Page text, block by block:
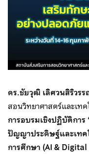
ดร.ชัยวุฒิ เลิศวนสิริวร
สอนวิทยาศาสตร์และเท
การอบรมเชิงปฏิบัติกา
ปัญญาประดิษฐ์และเทค
การศึกษา (AI &